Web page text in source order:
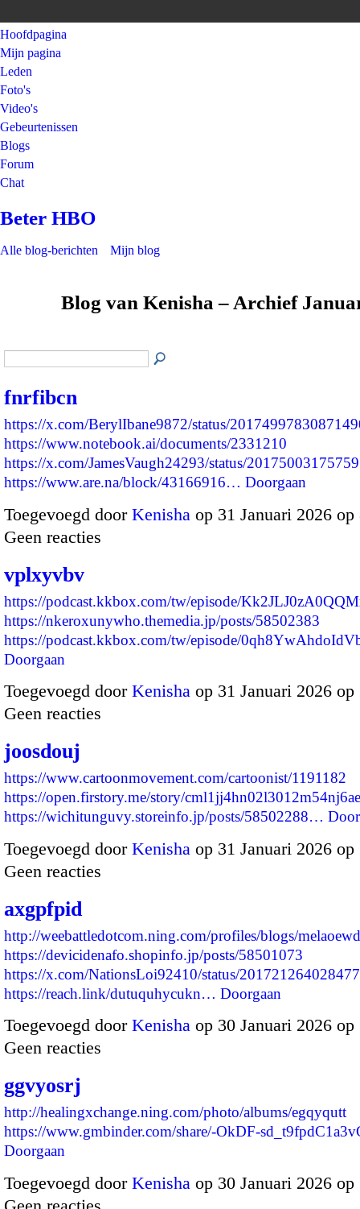
Hoofdpagina
Mijn pagina
Leden
Foto's
Video's
Gebeurtenissen
Blogs
Forum
Chat
Beter HBO
Alle blog-berichten Mijn blog
Blog van Kenisha – Archief
fnrfibcn
https://x.com/BerylIbane9872/status/
https://www.notebook.ai/documents/2331210
https://x.com/JamesVaugh24293/status/
https://www.are.na/block/43166916… Doorgaan
Toegevoegd door Kenisha op 31 Januari 2026
Geen reacties
vplxyvbv
https://podcast.kkbox.com/tw/episode/
https://nkeroxunywho.themedia.jp/posts/58502383
https://podcast.kkbox.com/tw/episode/
Doorgaan
Toegevoegd door Kenisha op 31 Januari 2026
Geen reacties
joosdouj
https://www.cartoonmovement.com/cartoonist/1191182
https://open.firstory.me/story/
https://wichitunguvy.storeinfo.jp/posts/58502288…
Toegevoegd door Kenisha op 31 Januari 2026
Geen reacties
axgpfpid
http://weebattledotcom.ning.com/profiles/blogs/melaoewd
https://devicidenafo.shopinfo.jp/posts/58501073
https://x.com/NationsLoi92410/status/
https://reach.link/dutuquhycukn… Doorgaan
Toegevoegd door Kenisha op 30 Januari 2026
Geen reacties
ggvyosrj
http://healingxchange.ning.com/photo/albums/egqyqutt
https://www.gmbinder.com/share/-OkDF-
Doorgaan
Toegevoegd door Kenisha op 30 Januari 2026